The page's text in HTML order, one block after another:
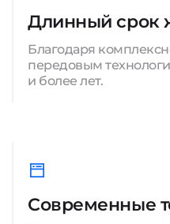
Длинный срок
Благодаря
передовым
и более лет.
Современные